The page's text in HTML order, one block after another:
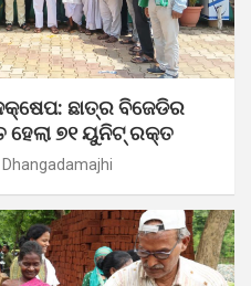
ଛାତ୍ର ବିଜେଡିର
ହେଲା ୭୧ ୟୁନିଟ୍ ରକ୍ତ